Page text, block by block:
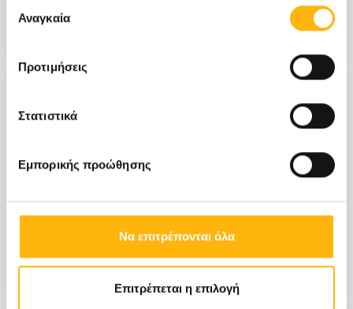
των υπηρεσιών τους.
συγκατάθεσης
Αναγκαία
Προτιμήσεις
Στατιστικά
Εμπορικής προώθησης
Να επιτρέπονται όλα
Επιτρέπεται η επιλογή
Μάθετε Περισσότερα
31
ΓΕΝΙΚΗ ΚΛΙΝΙΚΗ
ΙΑΣΩ: Ημερίδα «Ενδιαφέροντα θέματα
Μάθετε Περισσότερα